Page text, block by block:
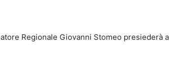
Regionale Giovanni Stomeo presiederà